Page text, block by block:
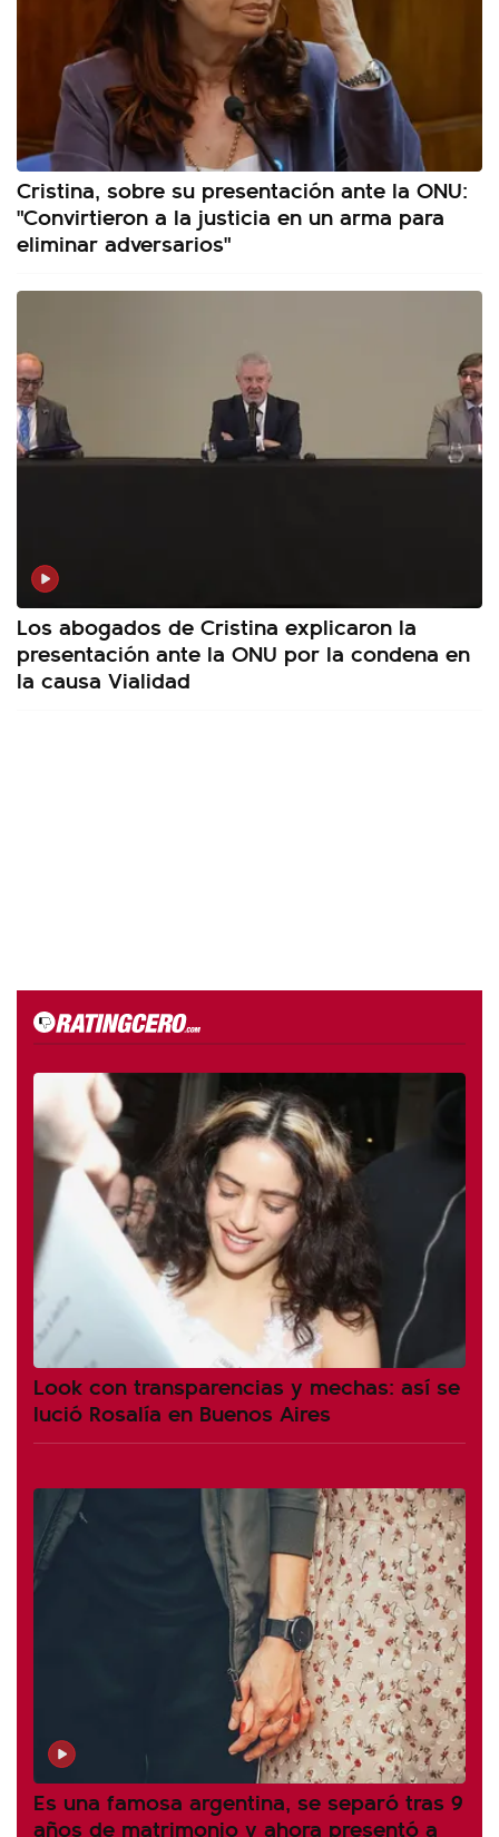
Cristina, sobre su presentación ante la ONU:
"Convirtieron a la justicia en un arma para
eliminar adversarios"
Los abogados de Cristina explicaron la
presentación ante la ONU por la condena en
la causa Vialidad
Look con transparencias y mechas: así se
lució Rosalía en Buenos Aires
Es una famosa argentina, se separó tras 9
años de matrimonio y ahora presentó a